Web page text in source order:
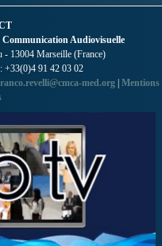
Audiovisuelle
- 13004 Marseille (France)
: +33(0)4 91 42 03 02
med.org Mentions